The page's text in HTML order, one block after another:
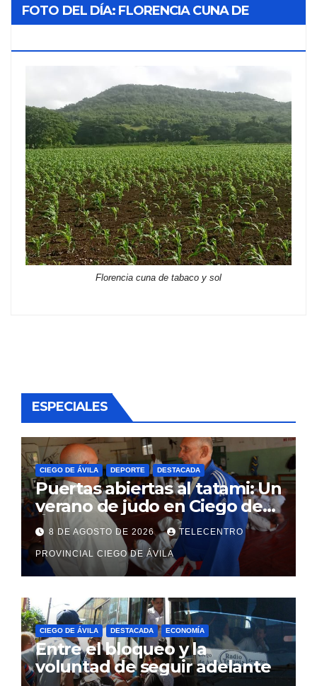
FOTO DEL DÍA: FLORENCIA CUNA DE
Florencia cuna de tabaco y sol
ESPECIALES
CIEGO DE ÁVILA DEPORTE DESTACADA
Puertas abiertas al tatami: Un
verano de judo en Ciego de
Ávila
8 DE AGOSTO DE 2026 TELECENTRO
PROVINCIAL CIEGO DE ÁVILA
CIEGO DE ÁVILA DESTACADA ECONOMÍA
Entre el bloqueo y la
voluntad de seguir adelante